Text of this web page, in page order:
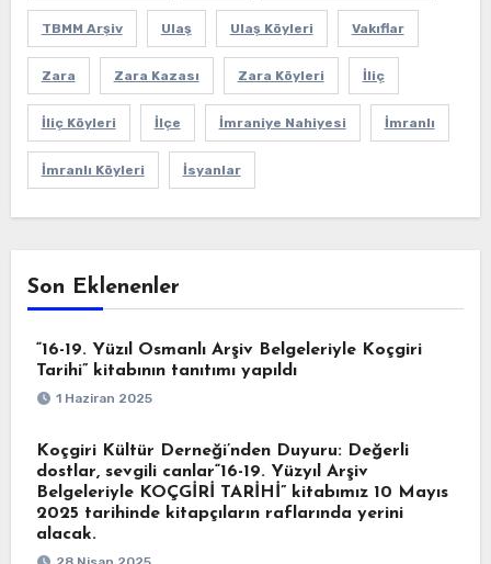
TBMM Arşiv Ulaş Ulaş Köyleri Vakıflar
Zara Zara Kazası Zara Köyleri İliç
İliç Köyleri İlçe İmraniye Nahiyesi İmranlı
İmranlı Köyleri İsyanlar
Son Eklenenler
“16-19. Yüzıl Osmanlı Arşiv Belgeleriyle Koçgiri
Tarihi” kitabının tanıtımı yapıldı
1 Haziran 2025
Koçgiri Kültür Derneği’nden Duyuru: Değerli
dostlar, sevgili canlar“16-19. Yüzyıl Arşiv
Belgeleriyle KOÇGİRİ TARİHİ” kitabımız 10 Mayıs
2025 tarihinde kitapçıların raflarında yerini
alacak.